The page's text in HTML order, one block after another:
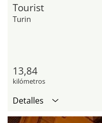
Tourist
Turin
13,84
kilómetros
Detalles